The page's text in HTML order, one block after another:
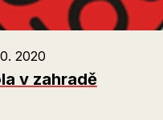
2020
v zahradě